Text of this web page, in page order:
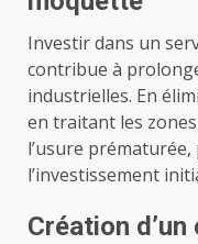
Investir dans un
contribue à
industrielles. En
en traitant les
l’usure
l’investissement
Création